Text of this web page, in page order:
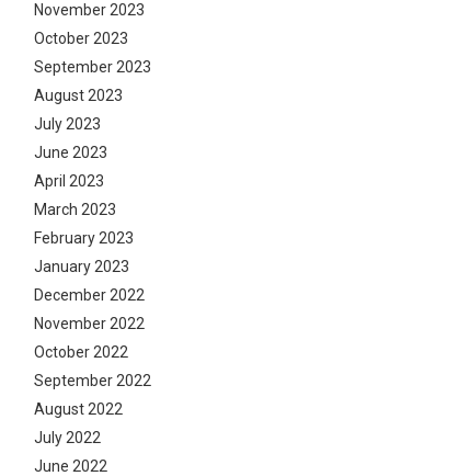
November 2023
October 2023
September 2023
August 2023
July 2023
June 2023
April 2023
March 2023
February 2023
January 2023
December 2022
November 2022
October 2022
September 2022
August 2022
July 2022
June 2022